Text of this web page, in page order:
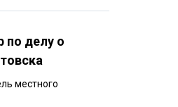
по делу о
местного